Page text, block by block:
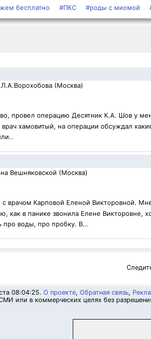
бесплатно #ПКС #роды с миомой
(Москва)
провел операцию Десятник К.А. Шов у
хамовитый, на операции обсуждал
Вешняковской (Москва)
с врачом Карповой Еленой Викторовной.
как в панике звонила Елене Викторовне,
про воды, про пробку. В...
08:04:25. О проекте, Обратная связь,
или в коммерческих целях без